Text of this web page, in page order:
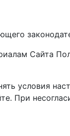
Сайта
условия
При